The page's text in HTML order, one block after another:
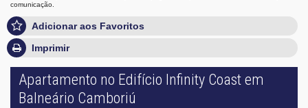
comunicação.
Adicionar aos Favoritos
Imprimir
Apartamento no Edifício Infinity Coast em
Balneário Camboriú